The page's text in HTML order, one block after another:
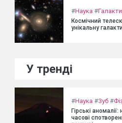
#Наука #
Космічний
унікальну
У тренді
#Наука #Зуб #
Гірські
часові